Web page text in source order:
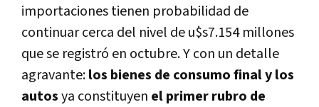
importaciones tienen probabilidad de
continuar cerca del nivel de u$s7.154 millones
que se registró en octubre. Y con un detalle
agravante:los bienes de consumo final y los
autosya constituyen el primer rubro de